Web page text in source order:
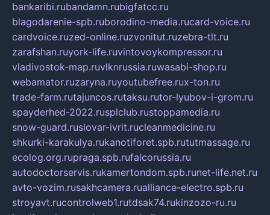
bankaribi.rubandamn.rubigfatcc.ru
blagodarenie-spb.ruborodino-media.rucard-voice.ru
cardvoice.ruzed-online.ruzvonitut.ruzebra-tlt.ru
zarafshan.ruyork-life.ruvintovoykompressor.ru
vladivostok-map.ruvlknrussia.ruwasabi-shop.ru
webamator.ruzaryna.ruyoutubefree.rux-ton.ru
trade-farm.rutajuncos.rutaksu.rutor-lyubov-i-grom.ru
spayderhed-2022.rusplclub.rustoppamedia.ru
snow-guard.ruslovar-ivrit.rucleanmedicine.ru
shkurki-karakulya.rukanotiforet.spb.rututmassage.ru
ecolog.org.rupraga.spb.rufalcorussia.ru
autodoctorservis.rukamertondom.spb.runet-life.net.ru
avto-vozim.rusakhcamera.rualliance-electro.spb.ru
stroyavt.rucontrolweb1.rutdsak74.rukinzozo-ru.ru